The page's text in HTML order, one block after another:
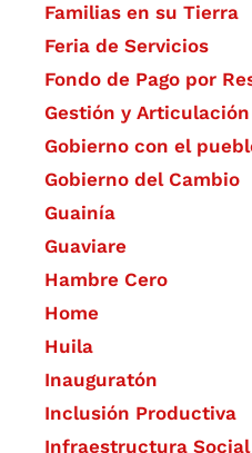
Familias en su Tierra
Feria de Servicios
Fondo de Pago por
Gestión y
Gobierno con el
Gobierno del Cambio
Guainía
Guaviare
Hambre Cero
Home
Huila
Inauguratón
Inclusión Productiva
Infraestructura